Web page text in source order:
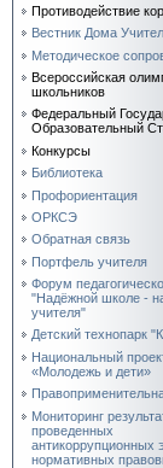
Противодействие
Вестник Дома
Методическое
Всероссийская
школьников
Федеральный
Образовательный
Конкурсы
Библиотека
Профориентация
ОРКСЭ
Обратная связь
Портфель учителя
Форум
"Надёжной школе -
учителя"
Детский технопарк
Национальный
«Молодежь и дети»
Мониторинг
проведенных
антикоррупционных
нормативных